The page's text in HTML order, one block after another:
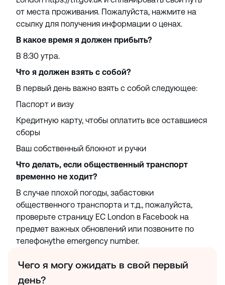
от места проживания. Пожалуйста, нажмите на
ссылку для получения информации о ценах.
В какое время я должен прибыть?
В 8:30 утра.
Что я должен взять с собой?
В первый день важно взять с собой следующее:
Паспорт и визу
Кредитную карту, чтобы оплатить все оставшиеся
сборы
Ваш собственный блокнот и ручки
Что делать, если общественный транспорт
временно не ходит?
В случае плохой погоды, забастовки
общественного транспорта и т.д., пожалуйста,
проверьте страницу EC London в Facebook на
предмет важных обновлений или позвоните по
телефонуthe emergency number.
Чего я могу ожидать в свой первый
день?